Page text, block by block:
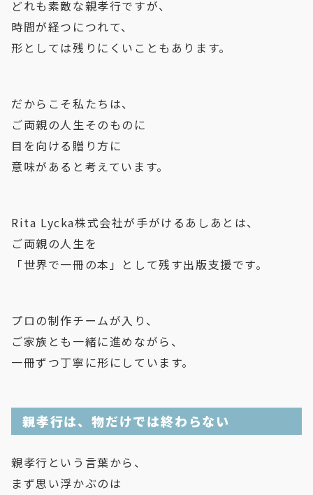
どれも素敵な親孝行ですが、
時間が経つにつれて、
形としては残りにくいこともあります。
だからこそ私たちは、
ご両親の人生そのものに
目を向ける贈り方に
意味があると考えています。
Rita Lycka株式会社が手がけるあしあとは、
ご両親の人生を
「世界で一冊の本」として残す出版支援です。
プロの制作チームが入り、
ご家族とも一緒に進めながら、
一冊ずつ丁寧に形にしています。
親孝行は、物だけでは終わらない
親孝行という言葉から、
まず思い浮かぶのは